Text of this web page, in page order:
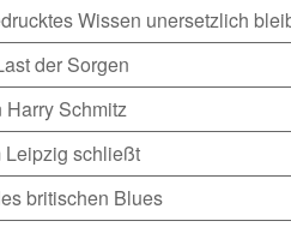
Wissen unersetzlich
der Sorgen
Harry Schmitz
Leipzig schließt
britischen Blues